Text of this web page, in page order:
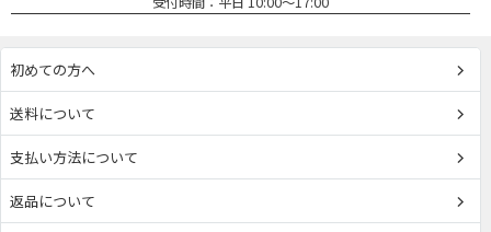
初めての方へ
送料について
支払い方法について
返品について